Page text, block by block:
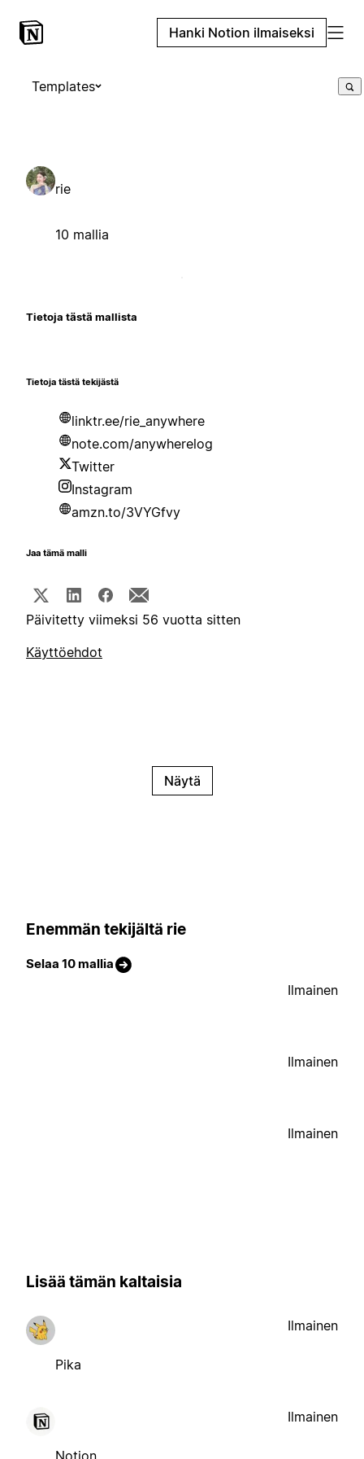
Hanki Notion ilmaiseksi
Templates
rie
10 mallia
Tietoja tästä mallista
Tietoja tästä tekijästä
linktr.ee/rie_anywhere
note.com/anywherelog
Twitter
Instagram
amzn.to/3VYGfvy
Jaa tämä malli
Päivitetty viimeksi 56 vuotta sitten
Käyttöehdot
Näytä
Enemmän tekijältä rie
Selaa 10 mallia
Ilmainen
Ilmainen
Ilmainen
Lisää tämän kaltaisia
Pika
Ilmainen
Notion
Ilmainen